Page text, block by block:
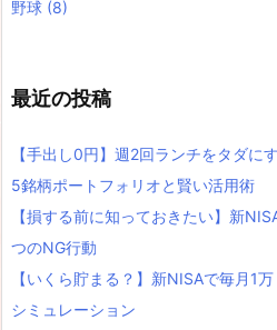
野球 (8)
最近の投稿
【手出し0円】週2回ランチをタダに
5銘柄ポートフォリオと賢い活用術
【損する前に知っておきたい】新
つのNG行動
【いくら貯まる？】新NISAで毎月1
シミュレーション